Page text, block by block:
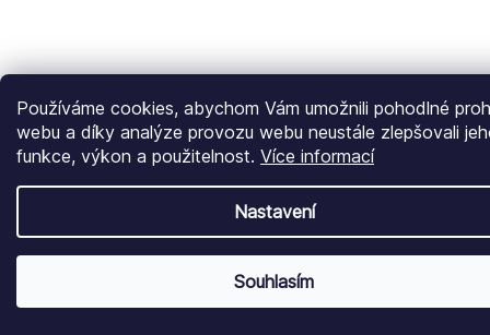
Používáme cookies, abychom Vám umožnili pohodlné
webu a díky analýze provozu webu neustále zlepšovali
funkce, výkon a použitelnost. Více informací
Nastavení
Souhlasím